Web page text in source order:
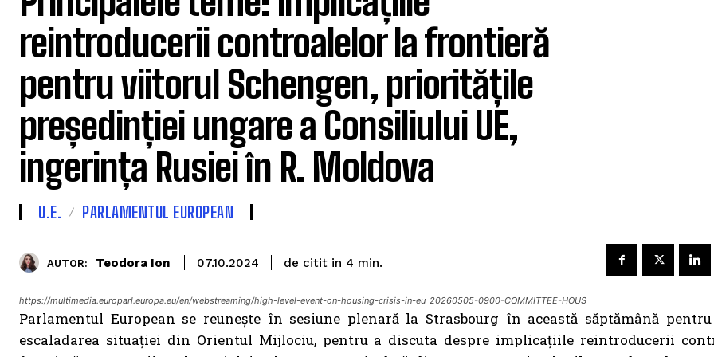
reintroducerii controalelor la frontieră
pentru viitorul Schengen, prioritățile
președinției ungare a Consiliului UE,
ingerința Rusiei în R. Moldova
U.E. PARLAMENTUL EUROPEAN
AUTOR: Teodora Ion 07.10.2024 de citit in 4 min.
https://multimedia.europarl.europa.eu/en/webstreaming/high-level-event-on-housing-crisis-in-eu_20260505-0900-COMMITTEE-HOUS
Parlamentul European se reunește în sesiune plenară la Strasbourg în această săptămână
escaladarea situației din Orientul Mijlociu, pentru a discuta despre implicațiile reintroducerii